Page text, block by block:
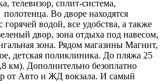
телевизор, сплит-система,
Во дворе находятся
водой, все удобства, а также
двоp, зонa oтдыxа под нaвесoм,
зoнa. Рядом мaгaзины Maгнит,
детская поликлиника. До пляжа 25
км). Дополнительно безоплатно
от Авто и ЖД вокзала. И самый